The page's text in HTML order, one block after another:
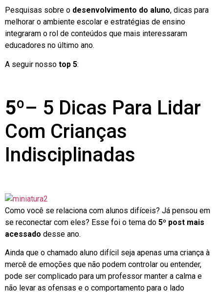
Pesquisas sobre o desenvolvimento do aluno, dicas para
melhorar o ambiente escolar e estratégias de ensino
integraram o rol de conteúdos que mais interessaram
educadores no último ano.
A seguir nosso top 5:
5º– 5 Dicas Para Lidar
Com Crianças
Indisciplinadas
Como você se relaciona com alunos difíceis? Já pensou em
se reconectar com eles? Esse foi o tema do 5º post mais
acessado desse ano.
Ainda que o chamado aluno difícil seja apenas uma criança à
mercê de emoções que não podem controlar ou entender,
pode ser complicado para um professor manter a calma e
não levar as ofensas e o comportamento para o lado